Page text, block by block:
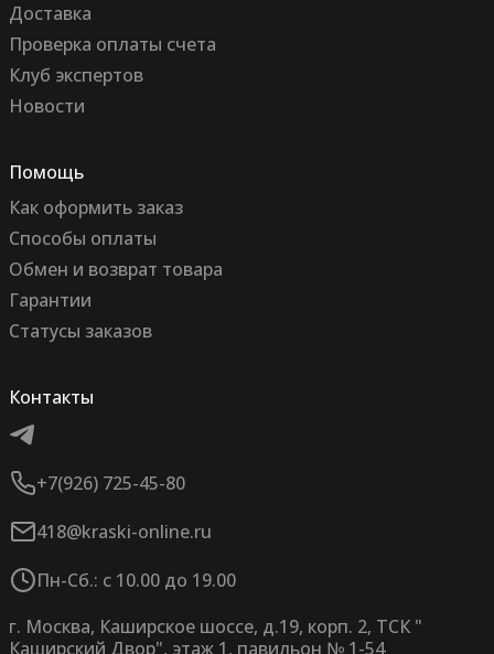
Доставка
Проверка оплаты счета
Клуб экспертов
Новости
Помощь
Как оформить заказ
Способы оплаты
Обмен и возврат товара
Гарантии
Статусы заказов
Контакты
+7(926) 725-45-80
418@kraski-online.ru
Пн-Сб.: с 10.00 до 19.00
г. Москва, Каширское шоссе, д.19, корп. 2, ТСК "
Каширский Двор", этаж 1, павильон № 1-54